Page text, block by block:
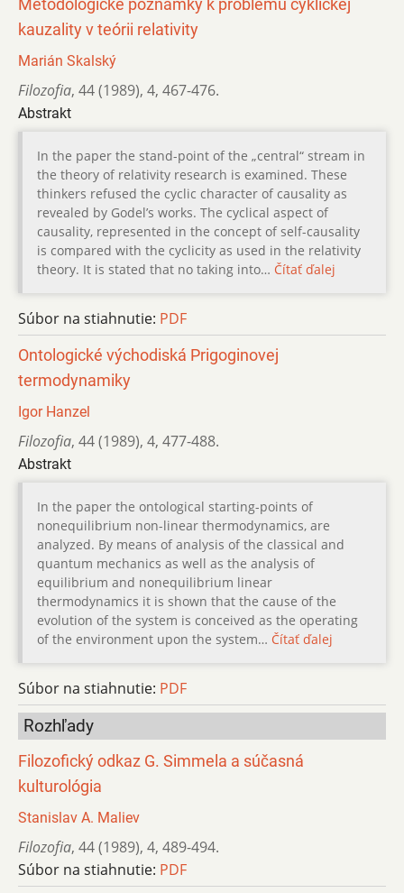
Metodologické poznámky k problému cyklickej
kauzality v teórii relativity
Marián Skalský
Filozofia, 44 (1989), 4, 467-476.
Abstrakt
In the paper the stand-point of the „central“ stream in
the theory of relativity research is examined. These
thinkers refused the cyclic character of causality as
revealed by Godel’s works. The cyclical aspect of
causality, represented in the concept of self-causality
is compared with the cyclicity as used in the relativity
theory. It is stated that no taking into… Čítať ďalej
Súbor na stiahnutie: PDF
Ontologické východiská Prigoginovej
termodynamiky
Igor Hanzel
Filozofia, 44 (1989), 4, 477-488.
Abstrakt
In the paper the ontological starting-points of
nonequilibrium non-linear thermodynamics, are
analyzed. By means of analysis of the classical and
quantum mechanics as well as the analysis of
equilibrium and nonequilibrium linear
thermodynamics it is shown that the cause of the
evolution of the system is conceived as the operating
of the environment upon the system… Čítať ďalej
Súbor na stiahnutie: PDF
Rozhľady
Filozofický odkaz G. Simmela a súčasná
kulturológia
Stanislav A. Maliev
Filozofia, 44 (1989), 4, 489-494.
Súbor na stiahnutie: PDF